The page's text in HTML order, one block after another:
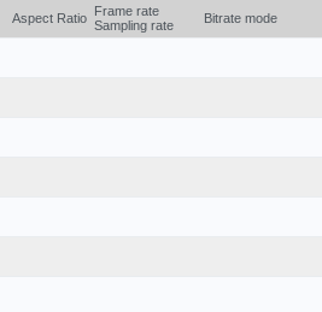
Aspect Ratio Frame rate
Sampling rate
Bitrate mode